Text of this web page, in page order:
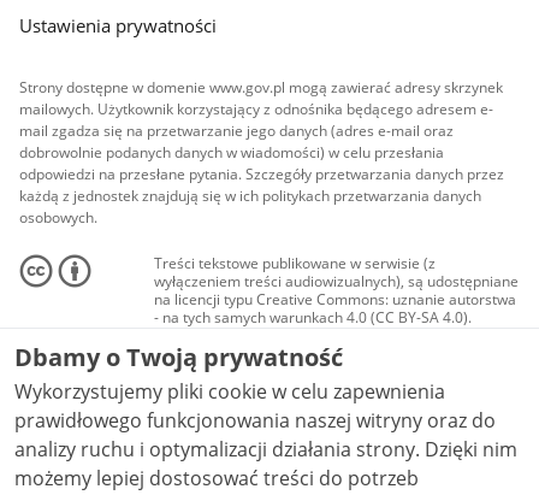
Ustawienia prywatności
Strony dostępne w domenie www.gov.pl mogą zawierać adresy skrzynek
mailowych. Użytkownik korzystający z odnośnika będącego adresem e-
mail zgadza się na przetwarzanie jego danych (adres e-mail oraz
dobrowolnie podanych danych w wiadomości) w celu przesłania
odpowiedzi na przesłane pytania. Szczegóły przetwarzania danych przez
każdą z jednostek znajdują się w ich politykach przetwarzania danych
osobowych.
Treści tekstowe publikowane w serwisie (z
wyłączeniem treści audiowizualnych), są udostępniane
na licencji typu Creative Commons: uznanie autorstwa
- na tych samych warunkach 4.0 (CC BY-SA 4.0).
Materiały audiowizualne, w tym zdjęcia, materiały
audio i wideo, są udostępniane na licencji typu
Creative Commons: uznanie autorstwa użycie
niekomercyjne - bez utworów zależnych 4.0 (CC BY-
NC-ND 4.0), o ile nie jest to stwierdzone inaczej.
Dbamy o Twoją prywatność
Wykorzystujemy pliki cookie w celu zapewnienia
prawidłowego funkcjonowania naszej witryny oraz do
analizy ruchu i optymalizacji działania strony. Dzięki nim
możemy lepiej dostosować treści do potrzeb